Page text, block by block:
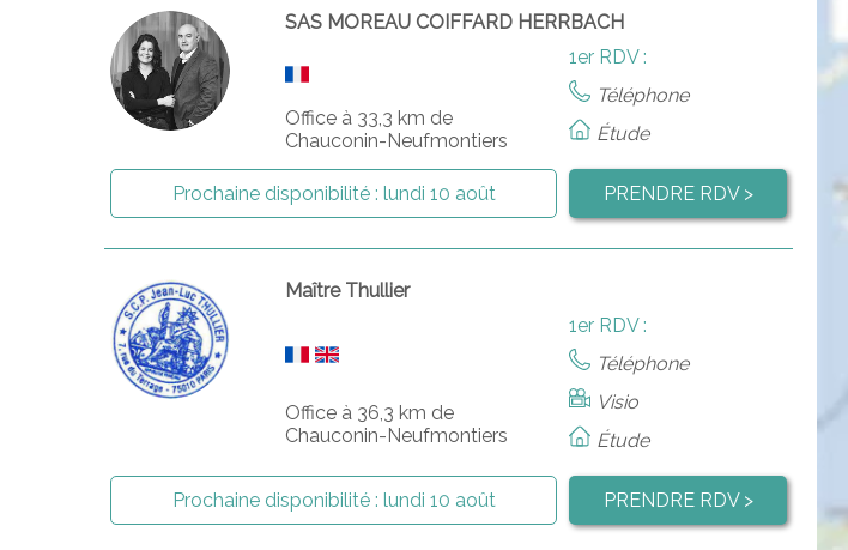
SAS MOREAU COIFFARD HERRBACH
Office à 33,3 km de
Chauconin-Neufmontiers
1er RDV :
Téléphone
Étude
Prochaine disponibilité : lundi 10 août PRENDRE RDV >
Maître Thullier
Office à 36,3 km de
Chauconin-Neufmontiers
1er RDV :
Téléphone
Visio
Étude
Prochaine disponibilité : lundi 10 août PRENDRE RDV >